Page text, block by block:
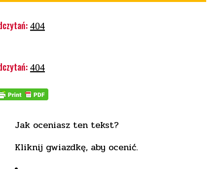
404
404
Jak oceniasz ten tekst?
Kliknij gwiazdkę, aby ocenić.